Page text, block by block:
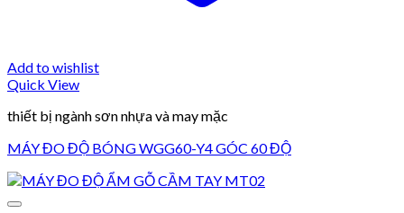
Add to wishlist
Quick View
thiết bị ngành sơn nhựa và may mặc
MÁY ĐO ĐỘ BÓNG WGG60-Y4 GÓC 60 ĐỘ